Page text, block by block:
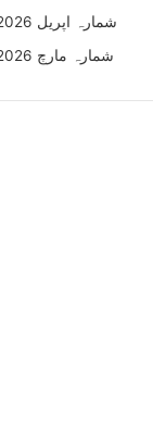
شمارہ اپریل 2026
شمارہ مارچ 2026